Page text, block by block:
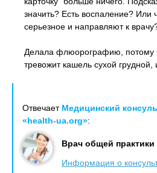
значить? Есть воспаление? Или
серьезное и направляют к
Делала флюорографию, потому
тревожит кашель сухой грудной,
Отвечает Медицинский
«health-ua.org»:
Врач общей практики
Информация о